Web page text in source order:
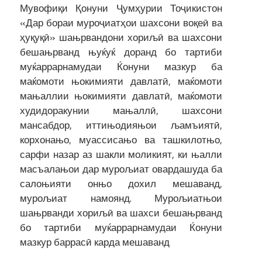
Мувофиқи Қонуни Ҷумҳурии Тоҷикистон
«Дар бораи муроҷиатҳои шахсони воқеӣ ва
ҳуқуқӣ» шањрвандони хориљӣ ва шахсони
бешањрванд њуќуќ доранд бо тартиби
муќаррарнамудаи Ќонуни мазкур ба
маќомоти њокимияти давлатӣ, маќомоти
мањаллии њокимияти давлатӣ, маќомоти
худидоракунии мањаллӣ, шахсони
мансабдор, иттињодияњои љамъиятӣ,
корхонањо, муассисањо ва ташкилотњо,
сарфи назар аз шакли моликият, ки њалли
масъалањои дар мурољиат овардашуда ба
салоњияти онњо дохил мешаванд,
мурољиат намоянд. Мурољиатњои
шањрванди хориљӣ ва шахси бешањрванд
бо тартиби муќаррарнамудаи Ќонуни
мазкур баррасӣ карда мешаванд